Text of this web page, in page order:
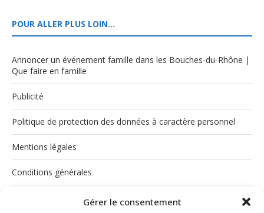
Gérer le consentement
POUR ALLER PLUS LOIN…
Annoncer un événement famille dans les Bouches-du-Rhône |
Que faire en famille
Publicité
Politique de protection des données à caractère personnel
Mentions légales
Conditions générales
Politique de cookies (UE)